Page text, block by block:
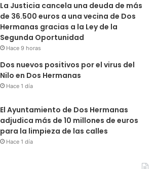
La Justicia cancela una deuda de más
de 36.500 euros a una vecina de Dos
Hermanas gracias a la Ley de la
Segunda Oportunidad
Hace 9 horas
Dos nuevos positivos por el virus del
Nilo en Dos Hermanas
Hace 1 día
El Ayuntamiento de Dos Hermanas
adjudica más de 10 millones de euros
para la limpieza de las calles
Hace 1 día